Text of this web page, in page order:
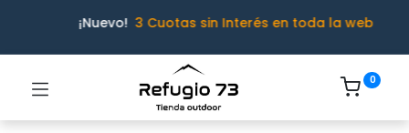
¡Nuevo! 3 Cuotas sin Interés en toda la web
0